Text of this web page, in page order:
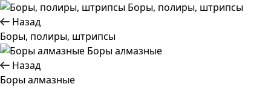
Боры, полиры, штрипсы
Назад
Боры, полиры, штрипсы
Боры алмазные
Назад
Боры алмазные